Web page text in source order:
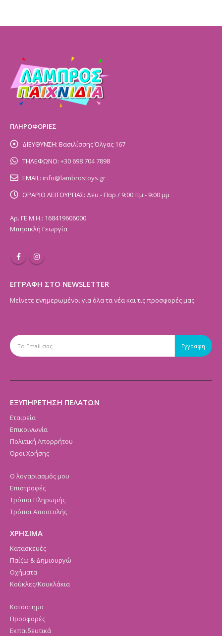
ΠΛΗΡΟΦΟΡΙΕΣ
ΔΙΕΥΘΥΝΣΗ: Βασιλίσσης Όλγας 167
ΤΗΛΕΦΩΝΟ: +30 698 704 7898
EMAIL: info@lambrostoys.gr
ΩΡΑΡΙΟ ΛΕΙΤΟΥΡΓΙΑΣ: Δευ - Παρ / 9:00 πμ - 9:00 μμ
Αρ. ΓΕ.Μ.Η.: 168419606000
Μπησικλή Γεωργία
ΕΓΓΡΑΦΗ ΣΤΟ NEWSLETTER
Μείνετε ενημερωμένοι για όλα τα νέα και τις προσφορές μας.
ΕΞΥΠΗΡΕΤΗΣΗ ΠΕΛΑΤΩΝ
Εταιρεία
Επικοινωνία
Πολιτική Απορρήτου
Όροι Χρήσης
Ο λογαριασμός μου
Επιστροφές
Τρόποι Πληρωμής
Τρόποι Αποστολής
ΧΡΗΣΙΜΑ
Κατασκευές
Παίζω & Δημιουργώ
Οχήματα
Κούκλες/Κουκλάκια
Κατάστημα
Προσφορές
Εκπαιδευτικά